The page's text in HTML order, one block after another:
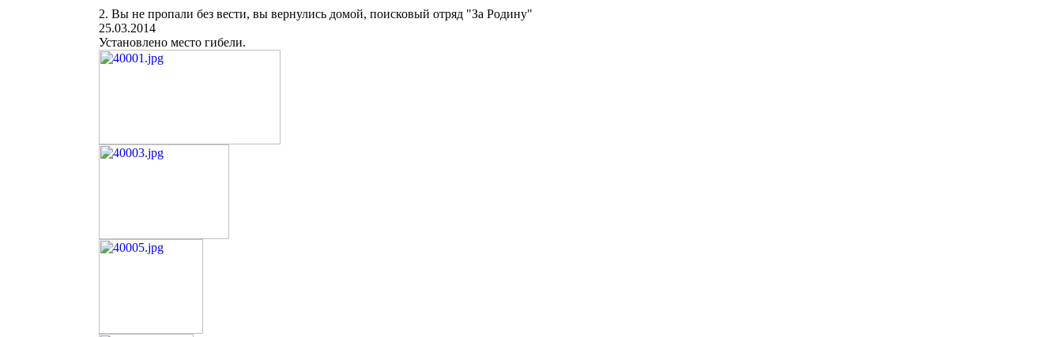
2. Вы не пропали без вести, вы вернулись домой, поисковый отряд "За Родину"
25.03.2014
Установлено место гибели.